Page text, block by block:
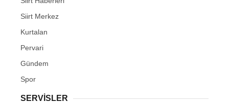
Siirt Merkez
Kurtalan
Pervari
Gündem
Spor
SERVİSLER